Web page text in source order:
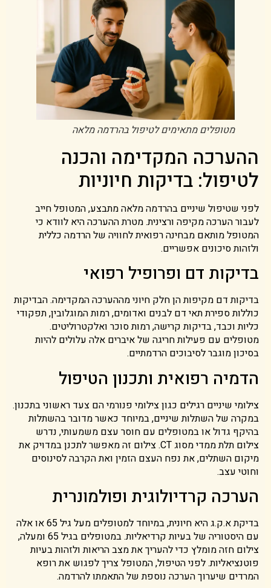
מטופלים מתאימים לטיפול בהרדמה מלאה
ההערכה המקדימה והכנה
לטיפול: בדיקות חיוניות
לפני שטיפול שיניים בהרדמה מלאה מתבצע, המטופל חייב
לעבור הערכה מקיפה ורצינית. מטרת ההערכה היא לוודא כי
המטופל מותאם מבחינה רפואית לחוויה של הרדמה כללית
ולזהות סיכונים אפשריים.
בדיקות דם ופרופיל רפואי
בדיקות דם מקיפות הן חלק חיוני מההערכה המקדימה. הבדיקות
כוללות ספירת תאי דם לבנים ואדומים, רמות המוגלובין, תפקודי
כליות וכבד, בדיקות קרישה, רמות סוכר ואלקטרוליטים.
מטופלים עם פעילות חריגה של איברים אלה עלולים להיות
בסיכון מוגבר לסיבוכים הרדמתיים.
הדמיה רפואית ותכנון הטיפול
צילומי שיניים רגילים כגון צילומי פנורמי הם צעד ראשוני בתכנון.
במקרה של השתלות שיניים, במיוחד כאשר מדובר בהשתלות
בהיקף גדול או במטופלים עם חוסר עצם משמעותי, נדרש
צילום תלת ממדי מסוג CT. צילום זה מאפשר לתכנן במדויק את
מיקום השתלים, את נפח העצם הזמין ואת הקרבה לסינוסים
וחוטי עצב.
הערכה קרדיולוגית ופולמונרית
בדיקת א.ק.ג היא חיונית, במיוחד למטופלים מעל גיל 65 או אלה
עם היסטוריה של בעיות קרדיאליות. במטופלים בגיל 65 ומעלה,
צילום חזה מומלץ כדי להעריך את מצב הריאות ולזהות בעיות
פוטנציאליות. לפני הטיפול, המטופל צריך לפגוש את רופא
המרדים שיערוך הערכה נוספת של התאמתו להרדמה.